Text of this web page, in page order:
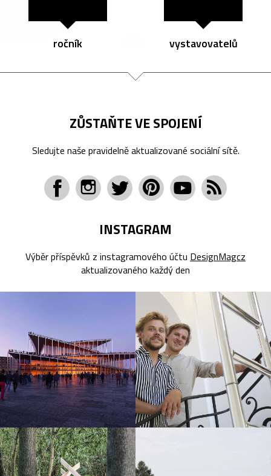
ročník vystavovatelů
ZŮSTAŇTE VE SPOJENÍ
Sledujte naše pravidelně aktualizované sociální sítě.
INSTAGRAM
Výběr příspěvků z instagramového účtu DesignMagcz
aktualizovaného každý den